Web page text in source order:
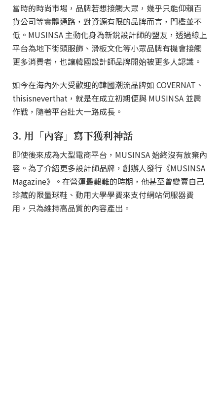
當時的時尚市場，品牌若想接觸大眾，幾乎只能仰賴百
貨公司等實體通路，對資源有限的品牌而言，門檻並不
低。MUSINSA 主動化身為新銳設計師的盟友，透過線上
平台為地下街頭服飾、滑板文化等小眾品牌有機會接觸
更多消費者，也讓韓國設計師品牌開始被更多人認識。
如今在海內外大受歡迎的韓國潮流品牌如 COVERNAT、
thisisneverthat，就是在成立初期便與 MUSINSA 並肩
作戰，隨著平台壯大一路成長。
3. 用「內容」寫下獲利神話
即使後來成為大型電商平台，MUSINSA 始終沒有放棄內
容。為了介紹更多設計師品牌，創辦人發行《MUSINSA
Magazine》。在營運最艱難的時期，他甚至曾變賣自己
珍藏的限量球鞋、動用大學學費來支付網站伺服器費
用，只為維持高品質的內容產出。